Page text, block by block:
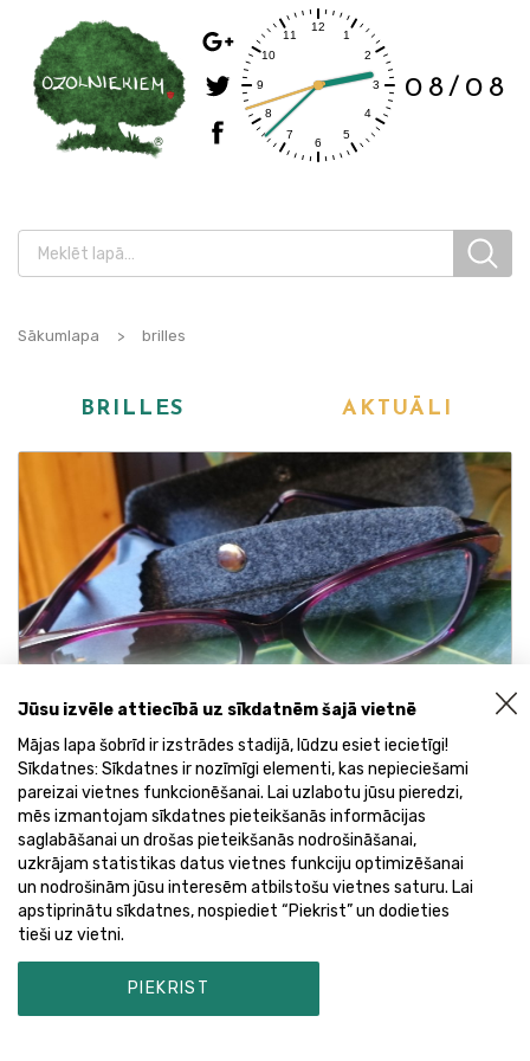
08/08
Sākumlapa > brilles
BRILLES AKTUĀLI
Ko mēs redzēsim nākamajā gadā?
Ziņas
brilles optometrists redzes pārbaude
Jūsu izvēle attiecībā uz sīkdatnēm šajā vietnē
Mājas lapa šobrīd ir izstrādes stadijā, lūdzu esiet iecietīgi!
Sīkdatnes: Sīkdatnes ir nozīmīgi elementi, kas nepieciešami
pareizai vietnes funkcionēšanai. Lai uzlabotu jūsu pieredzi,
mēs izmantojam sīkdatnes pieteikšanās informācijas
saglabāšanai un drošas pieteikšanās nodrošināšanai,
uzkrājam statistikas datus vietnes funkciju optimizēšanai
un nodrošinām jūsu interesēm atbilstošu vietnes saturu. Lai
apstiprinātu sīkdatnes, nospiediet “Piekrist” un dodieties
tieši uz vietni.
PIEKRIST